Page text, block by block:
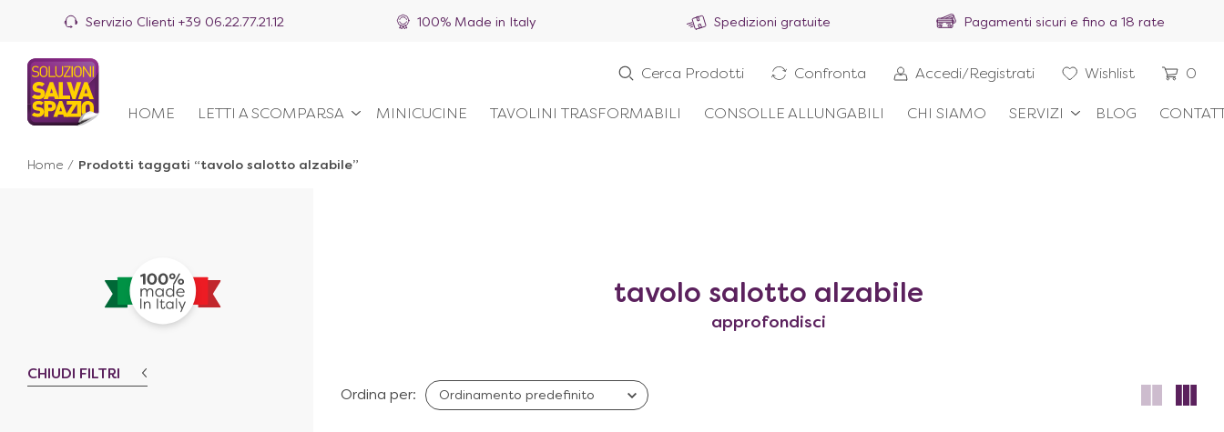
Servizio Clienti +39 06.22.77.21.12 100% Made in Italy Spedizioni gratuite Pagamenti sicuri e fino a 18 rate
HOME LETTI A SCOMPARSA MINICUCINE TAVOLINI TRASFORMABILI CONSOLLE ALLUNGABILI CHI SIAMO SERVIZI BLOG
Cerca Prodotti Confronta Accedi/Registrati Wishlist 0
Home / Prodotti taggati “tavolo salotto alzabile”
CHIUDI FILTRI
tavolo salotto alzabile
approfondisci
Ordina per: